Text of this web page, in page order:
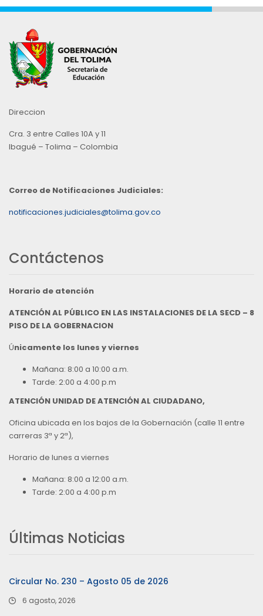
Direccion
Cra. 3 entre Calles 10A y 11
Ibagué – Tolima – Colombia
Correo de Notificaciones Judiciales:
notificaciones.judiciales@tolima.gov.co
Contáctenos
Horario de atención
ATENCIÓN AL PÚBLICO EN LAS INSTALACIONES DE LA SECD – 8
PISO DE LA GOBERNACION
Únicamente los lunes y viernes
Mañana: 8:00 a 10:00 a.m.
Tarde: 2:00 a 4:00 p.m
ATENCIÓN UNIDAD DE ATENCIÓN AL CIUDADANO,
Oficina ubicada en los bajos de la Gobernación (calle 11 entre
carreras 3ª y 2ª),
Horario de lunes a viernes
Mañana: 8:00 a 12:00 a.m.
Tarde: 2:00 a 4:00 p.m
Últimas Noticias
Circular No. 230 – Agosto 05 de 2026
6 agosto, 2026